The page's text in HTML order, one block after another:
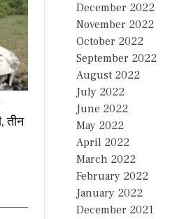
तीन
December 2022
November 2022
October 2022
September 2022
August 2022
July 2022
June 2022
May 2022
April 2022
March 2022
February 2022
January 2022
December 2021